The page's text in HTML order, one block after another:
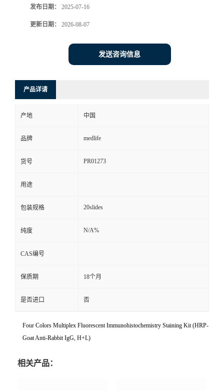
发布日期： 2025-07-16
更新日期： 2026-08-07
发送咨询信息
产品详请
产地 中国
品牌 medlife
货号 PR01273
用途
包装规格 20slides
纯度 N/A%
CAS编号
保质期 18个月
是否进口 否
Four Colors Multiplex Fluorescent Immunohistochemistry Staining Kit (HRP-
Goat Anti-Rabbit IgG, H+L)
相关产品：